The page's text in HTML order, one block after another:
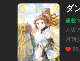
連載
刀坂
月刊